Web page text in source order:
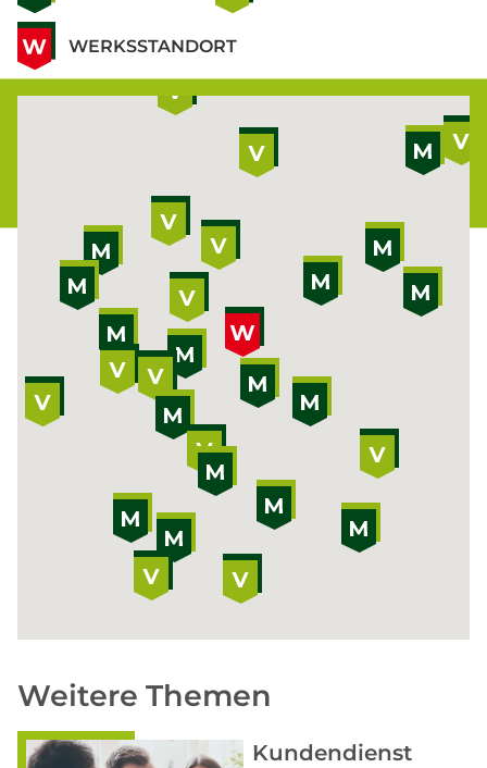
WERKSSTANDORT
Weitere Themen
Kundendienst